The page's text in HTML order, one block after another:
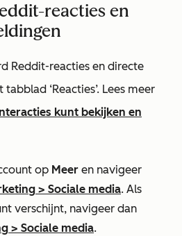
reacties en
Reddit-reacties en directe
‘Reacties’. Lees meer
kunt bekijken en
op Meer en navigeer
> Sociale media. Als
verschijnt, navigeer dan
> Sociale media.